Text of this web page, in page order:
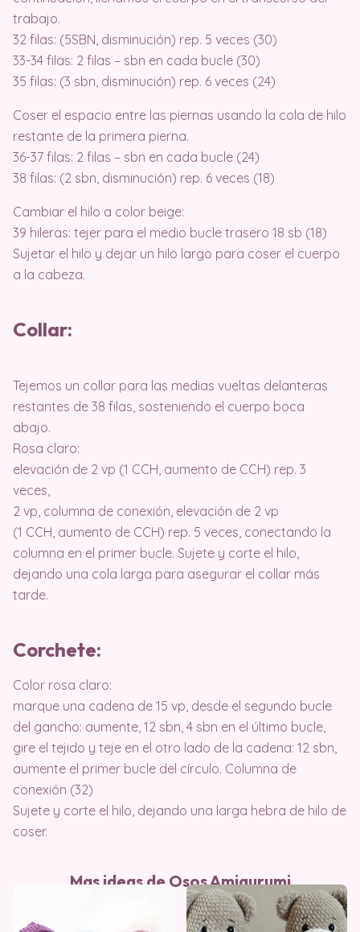
trabajo.
32 filas: (5SBN, disminución) rep. 5 veces (30)
33-34 filas: 2 filas – sbn en cada bucle (30)
35 filas: (3 sbn, disminución) rep. 6 veces (24)
Coser el espacio entre las piernas usando la cola de hilo
restante de la primera pierna.
36-37 filas: 2 filas – sbn en cada bucle (24)
38 filas: (2 sbn, disminución) rep. 6 veces (18)
Cambiar el hilo a color beige:
39 hileras: tejer para el medio bucle trasero 18 sb (18)
Sujetar el hilo y dejar un hilo largo para coser el cuerpo
a la cabeza.
Collar:
Tejemos un collar para las medias vueltas delanteras
restantes de 38 filas, sosteniendo el cuerpo boca
abajo.
Rosa claro:
elevación de 2 vp (1 CCH, aumento de CCH) rep. 3
veces,
2 vp, columna de conexión, elevación de 2 vp
(1 CCH, aumento de CCH) rep. 5 veces, conectando la
columna en el primer bucle. Sujete y corte el hilo,
dejando una cola larga para asegurar el collar más
tarde.
Corchete:
Color rosa claro:
marque una cadena de 15 vp, desde el segundo bucle
del gancho: aumente, 12 sbn, 4 sbn en el último bucle,
gire el tejido y teje en el otro lado de la cadena: 12 sbn,
aumente el primer bucle del círculo. Columna de
conexión (32)
Sujete y corte el hilo, dejando una larga hebra de hilo de
coser.
Mas ideas de Osos Amigurumi